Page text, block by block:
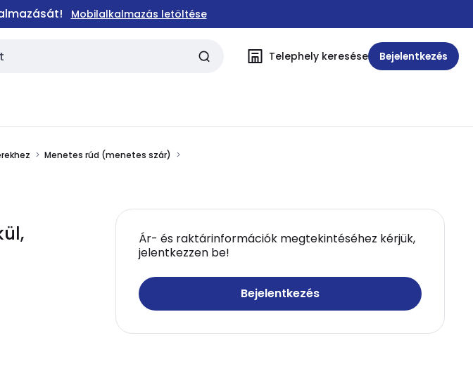
Mobilalkalmazás letöltése
Telephely keresése Bejelentkezés
Menetes rúd (menetes szár)
Ár- és raktárinformációk megtekintéséhez kérjük,
jelentkezzen be!
Bejelentkezés